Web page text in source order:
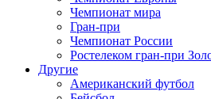
Чемпионат мира
Гран-при
Чемпионат России
Ростелеком гран-при
Другие
Американский футбол